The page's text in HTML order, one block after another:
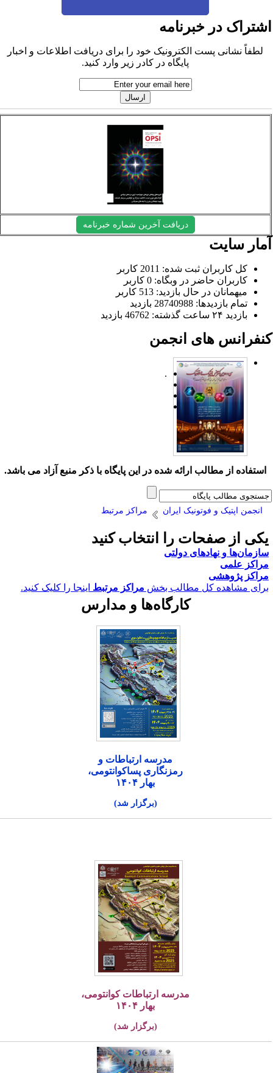
در خبرنامه
لطفاً نشانی پست الکترونیک خود را برای دریافت اطلاعات و اخبار
پایگاه در کادر زیر وارد کنید.
دریافت آخرین شماره خبرنامه
سایت
کل کاربران ثبت شده: 2011 کاربر
کاربران حاضر در وبگاه: 0 کاربر
میهمانان در حال بازدید: 513 کاربر
تمام بازدید‌ها: 28740988 بازدید
بازدید ۲۴ ساعت گذشته: 46762 بازدید
های انجمن
.
استفاده از مطالب ارائه شده در این پایگاه با ذکر منبع آزاد می باشد.
انجمن اپتیک و فوتونیک ایران مراکز مرتبط
از صفحات را انتخاب کنید
و نهادهای دولتی
علمی
پژوهشی
مشاهده کل مطالب بخش مراکز مرتبطاینجا را کلیک کنید.
کارگاه‌ها و مدارس
مدرسه ارتباطات و
رمزنگاری پساکوانتومی،
بهار ۱۴۰۴
(برگزار شد)
مدرسه ارتباطات کوانتومی،
بهار ۱۴۰۴
(برگزار شد)